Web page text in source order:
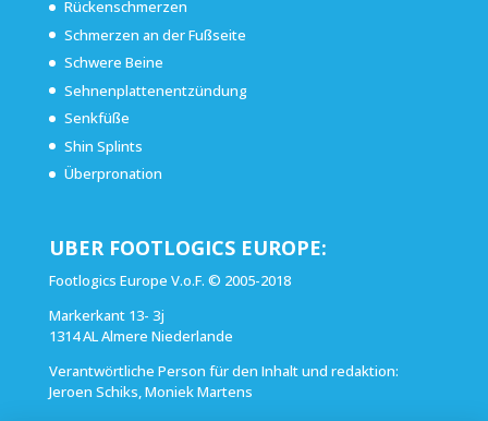
Rückenschmerzen
Schmerzen an der Fußseite
Schwere Beine
Sehnenplattenentzündung
Senkfüße
Shin Splints
Überpronation
UBER FOOTLOGICS EUROPE:
Footlogics Europe V.o.F. © 2005-2018
Markerkant 13- 3j
1314 AL Almere Niederlande
Verantwörtliche Person für den Inhalt und redaktion:
Jeroen Schiks, Moniek Martens